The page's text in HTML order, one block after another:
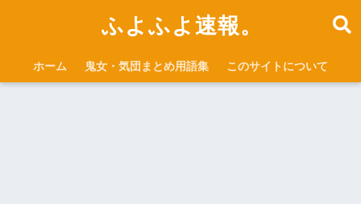
ふよふよ速報。
ホーム 鬼女・気団まとめ用語集 このサイトについて